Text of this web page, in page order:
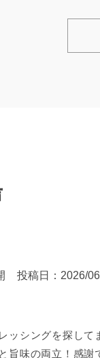
投稿日 2026/
ッシングを探し
旨味の両立！感謝